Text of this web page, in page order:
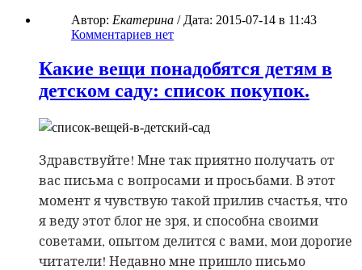
Автор: Екатерина / Дата: 2015-07-14 в 11:43
Комментариев нет
Какие вещи понадобятся детям в
детском саду: список покупок.
Здравствуйте! Мне так приятно получать от
вас письма с вопросами и просьбами. В этот
момент я чувствую такой прилив счастья, что
я веду этот блог не зря, и способна своими
советами, опытом делится с вами, мои дорогие
читатели! Недавно мне пришло письмо